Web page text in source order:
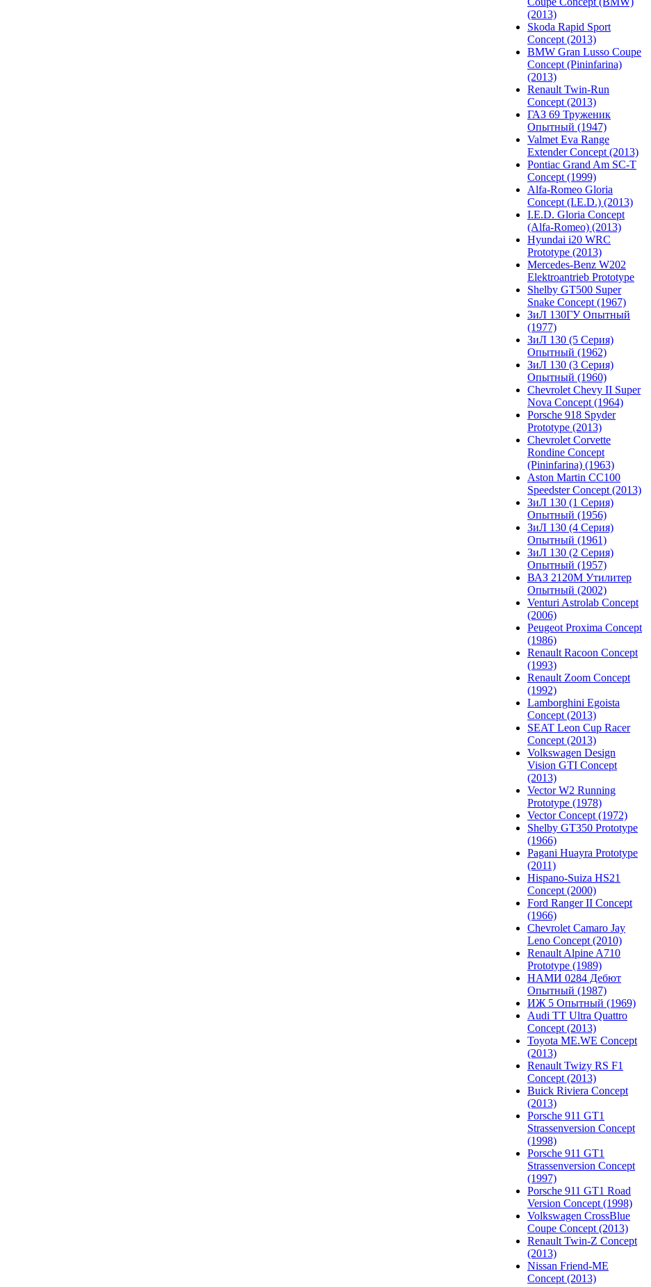
(2013)
Skoda Rapid Sport
Concept (2013)
BMW Gran Lusso Coupe
Concept (Pininfarina)
(2013)
Renault Twin-Run
Concept (2013)
ГАЗ 69 Труженик
Опытный (1947)
Valmet Eva Range
Extender Concept (2013)
Pontiac Grand Am SC-T
Concept (1999)
Alfa-Romeo Gloria
Concept (I.E.D.) (2013)
I.E.D. Gloria Concept
(Alfa-Romeo) (2013)
Hyundai i20 WRC
Prototype (2013)
Mercedes-Benz W202
Elektroantrieb Prototype
Shelby GT500 Super
Snake Concept (1967)
ЗиЛ 130ГУ Опытный
(1977)
ЗиЛ 130 (5 Серия)
Опытный (1962)
ЗиЛ 130 (3 Серия)
Опытный (1960)
Chevrolet Chevy II Super
Nova Concept (1964)
Porsche 918 Spyder
Prototype (2013)
Chevrolet Corvette
Rondine Concept
(Pininfarina) (1963)
Aston Martin CC100
Speedster Concept (2013)
ЗиЛ 130 (1 Серия)
Опытный (1956)
ЗиЛ 130 (4 Серия)
Опытный (1961)
ЗиЛ 130 (2 Серия)
Опытный (1957)
ВАЗ 2120М Утилитер
Опытный (2002)
Venturi Astrolab Concept
(2006)
Peugeot Proxima Concept
(1986)
Renault Racoon Concept
(1993)
Renault Zoom Concept
(1992)
Lamborghini Egoista
Concept (2013)
SEAT Leon Cup Racer
Concept (2013)
Volkswagen Design
Vision GTI Concept
(2013)
Vector W2 Running
Prototype (1978)
Vector Concept (1972)
Shelby GT350 Prototype
(1966)
Pagani Huayra Prototype
(2011)
Hispano-Suiza HS21
Concept (2000)
Ford Ranger II Concept
(1966)
Chevrolet Camaro Jay
Leno Concept (2010)
Renault Alpine A710
Prototype (1989)
НАМИ 0284 Дебют
Опытный (1987)
ИЖ 5 Опытный (1969)
Audi TT Ultra Quattro
Concept (2013)
Toyota ME.WE Concept
(2013)
Renault Twizy RS F1
Concept (2013)
Buick Riviera Concept
(2013)
Porsche 911 GT1
Strassenversion Concept
(1998)
Porsche 911 GT1
Strassenversion Concept
(1997)
Porsche 911 GT1 Road
Version Concept (1998)
Volkswagen CrossBlue
Coupe Concept (2013)
Renault Twin-Z Concept
(2013)
Nissan Friend-ME
Concept (2013)